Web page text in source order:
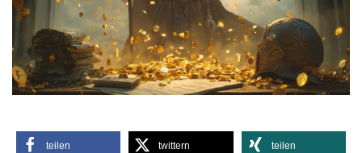
teilen twittern teilen